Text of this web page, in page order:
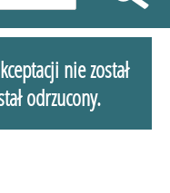
nie został
odrzucony.